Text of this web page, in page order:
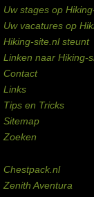
Uw stages op
Uw vacatures op
Hiking-site.nl steunt
Linken naar Hiking-
Contact
Links
Tips en Tricks
Sitemap
Zoeken
Chestpack.nl
Zenith Aventura